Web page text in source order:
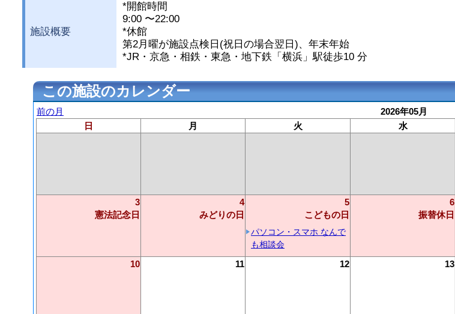
施設概要
*開館時間
9:00 〜22:00
*休館
第2月曜が施設点検日(祝日の場合翌日)、年末年始
*JR・京急・相鉄・東急・地下鉄「横浜」駅徒歩10 分
この施設のカレンダー
前の月 2026年05月
日
月 火 水
3
憲法記念日
4
みどりの日
5
こどもの日
パソコン・スマホ なんで
も相談会
6
振替休日
10 11 12 13